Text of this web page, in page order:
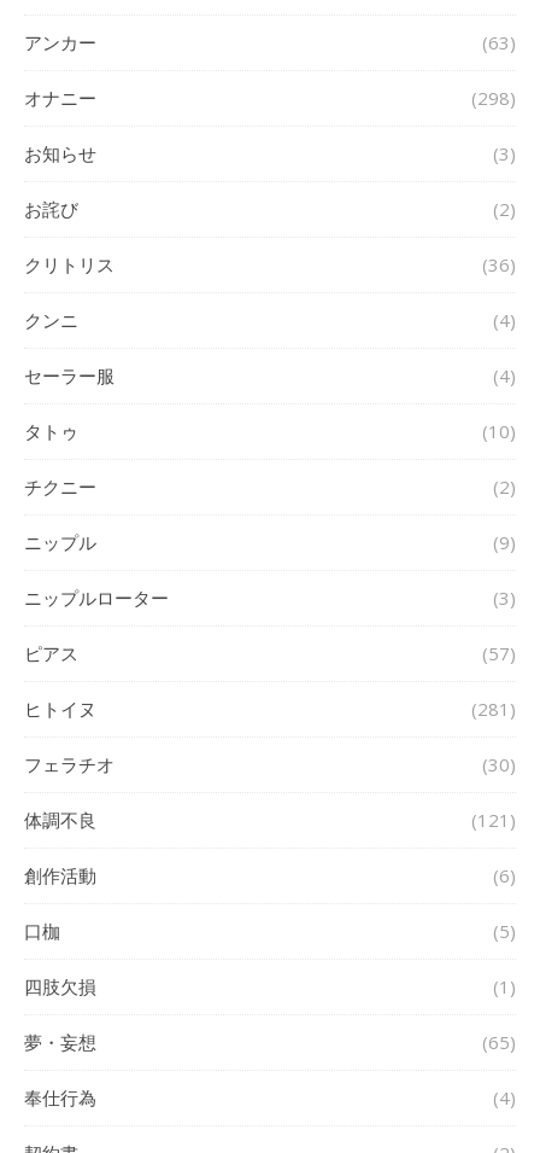
アンカー (63)
オナニー (298)
お知らせ (3)
お詫び (2)
クリトリス (36)
クンニ (4)
セーラー服 (4)
タトゥ (10)
チクニー (2)
ニップル (9)
ニップルローター (3)
ピアス (57)
ヒトイヌ (281)
フェラチオ (30)
体調不良 (121)
創作活動 (6)
口枷 (5)
四肢欠損 (1)
夢・妄想 (65)
奉仕行為 (4)